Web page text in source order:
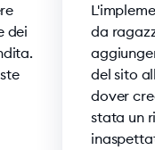
dei
da
del sito
dover
stata un